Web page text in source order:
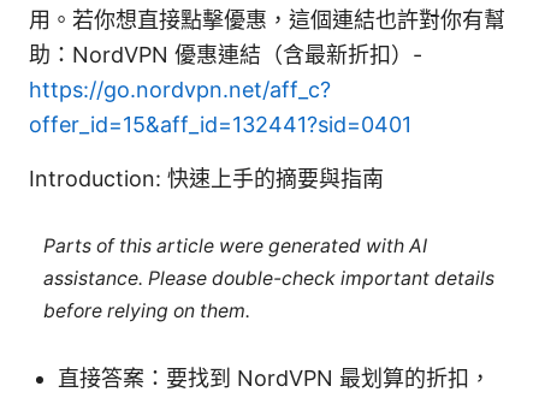
用。若你想直接點擊優惠，這個連結也許對你有幫
助：NordVPN 優惠連結（含最新折扣）-
https://go.nordvpn.net/aff_c?
offer_id=15&aff_id=132441?sid=0401
Introduction: 快速上手的摘要與指南
Parts of this article were generated with AI
assistance. Please double-check important details
before relying on them.
直接答案：要找到 NordVPN 最划算的折扣，